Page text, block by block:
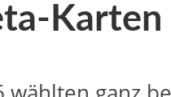
Karten